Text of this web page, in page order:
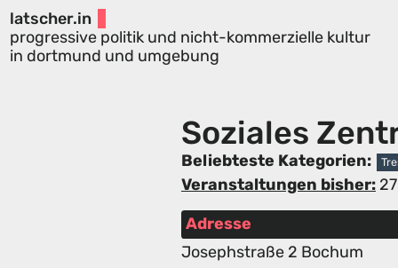
latscher.in
progressive politik und nicht-kommerzielle kultur
in dortmund und umgebung
Soziales
Beliebteste Kategorien:
Veranstaltungen bisher: 27
Adresse
Josephstraße 2 Bochum